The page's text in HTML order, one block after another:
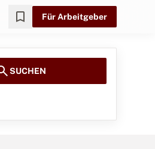
bookmark Für Arbeitgeber
SUCHEN